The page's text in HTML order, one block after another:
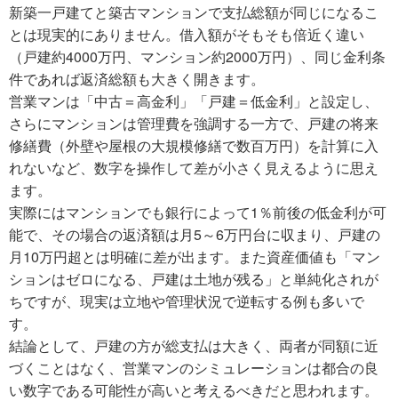
新築一戸建てと築古マンションで支払総額が同じになるこ
とは現実的にありません。借入額がそもそも倍近く違い
（戸建約4000万円、マンション約2000万円）、同じ金利条
件であれば返済総額も大きく開きます。
営業マンは「中古＝高金利」「戸建＝低金利」と設定し、
さらにマンションは管理費を強調する一方で、戸建の将来
修繕費（外壁や屋根の大規模修繕で数百万円）を計算に入
れないなど、数字を操作して差が小さく見えるように思え
ます。
実際にはマンションでも銀行によって1％前後の低金利が可
能で、その場合の返済額は月5～6万円台に収まり、戸建の
月10万円超とは明確に差が出ます。また資産価値も「マン
ションはゼロになる、戸建は土地が残る」と単純化されが
ちですが、現実は立地や管理状況で逆転する例も多いで
す。
結論として、戸建の方が総支払は大きく、両者が同額に近
づくことはなく、営業マンのシミュレーションは都合の良
い数字である可能性が高いと考えるべきだと思われます。